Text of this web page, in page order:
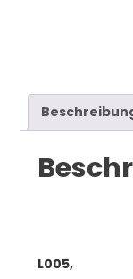
L005,